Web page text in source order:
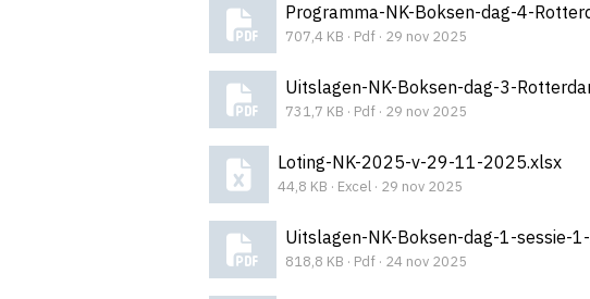
707,4 KB · Pdf · 29 nov 2025
Uitslagen-NK-Boksen-dag-3-
731,7 KB · Pdf · 29 nov 2025
Loting-NK-2025-v-29-11-2025.xlsx
44,8 KB · Excel · 29 nov 2025
Uitslagen-NK-Boksen-dag-1-sessie-
818,8 KB · Pdf · 24 nov 2025